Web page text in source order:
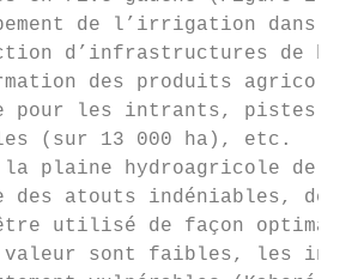
de l’irrigation dans
d’infrastructures de
des produits
pour les intrants, pistes
(sur 13 000 ha), etc.
plaine hydroagricole de
des atouts indéniables, de
utilisé de façon
sont faibles, les